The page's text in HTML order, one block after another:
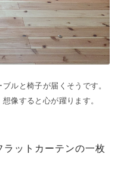
ルと椅子が届くそうです。
像すると心が躍ります。
ットカーテンの一枚